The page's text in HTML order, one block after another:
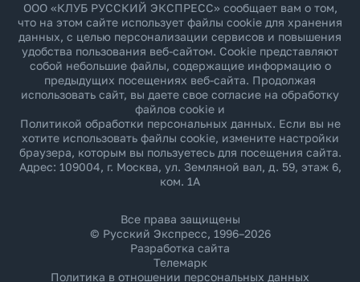
ООО «КЛУБ РУССКИЙ ЭКСПРЕСС» сообщает вам о том,
что на этом сайте использует файлы cookie для хранения
данных, с целью персонализации сервисов и повышения
удобства пользования веб-сайтом. Cookie представляют
собой небольшие файлы, содержащие информацию о
предыдущих посещениях веб-сайта. Продолжая
использовать сайт, вы даете свое согласие на обработку
файлов cookie и
Политикой обработки персональных данных. Если вы не
хотите использовать файлы cookie, измените настройки
браузера, которым вы пользуетесь для посещения сайта.
Адрес: 109004, г. Москва, ул. Земляной вал, д. 59, этаж 6,
ком. 1А
Все права защищены
© Русский Экспресс, 1996–2026
Разработка сайта
Телемарк
Политика в отношении персональных данных